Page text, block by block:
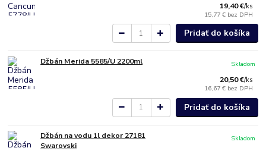
19,40 €/ks
15,77 € bez DPH
Pridať do košíka
Džbán Merida 5585/U 2200ml
20,50 €/ks
16,67 € bez DPH
Skladom
Pridať do košíka
Džbán na vodu 1l dekor 27181
Swarovski
Skladom